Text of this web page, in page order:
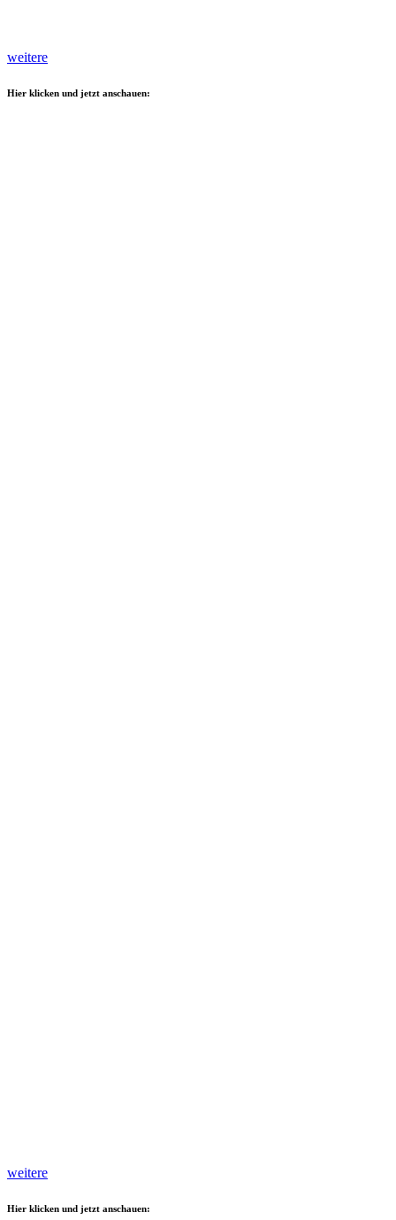
weitere
Hier klicken und jetzt anschauen:
weitere
Hier klicken und jetzt anschauen: